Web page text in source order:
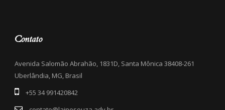
Contato
Avenida Salomão Abrahão, 1831D, Santa Mônica 38408-261
Uberlândia, MG, Brasil
+55 34 991420842